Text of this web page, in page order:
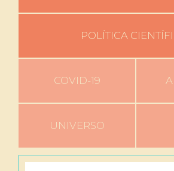
POLÍTICA
COVID-19
UNIVERSO